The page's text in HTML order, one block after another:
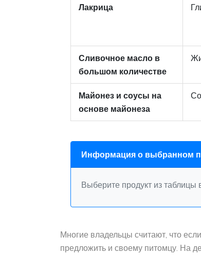
Лакрица
Сливочное масло в
большом количестве
Майонез и соусы на
основе майонеза
Информация о выбранном
Выберите продукт из
Многие владельцы считают, что
предложить и своему питомцу. На